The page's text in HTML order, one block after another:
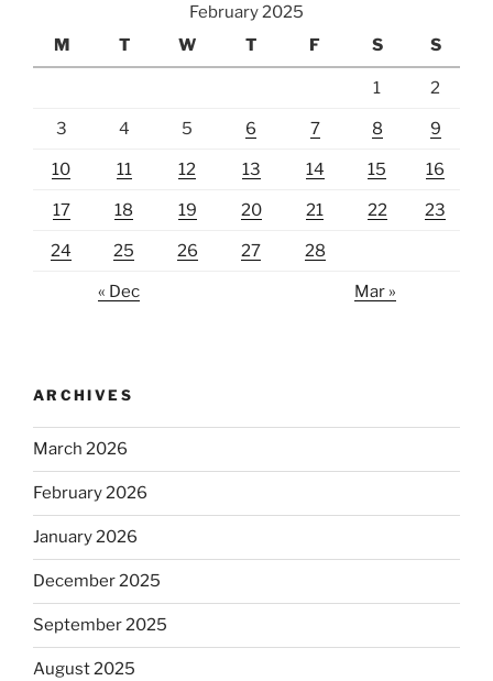
February 2025
M
T W T F S S
1 2
3 4 5 6 7 8 9
10 11 12 13 14 15 16
17 18 19 20 21 22 23
24 25 26 27 28
« Dec Mar »
ARCHIVES
March 2026
February 2026
January 2026
December 2025
September 2025
August 2025